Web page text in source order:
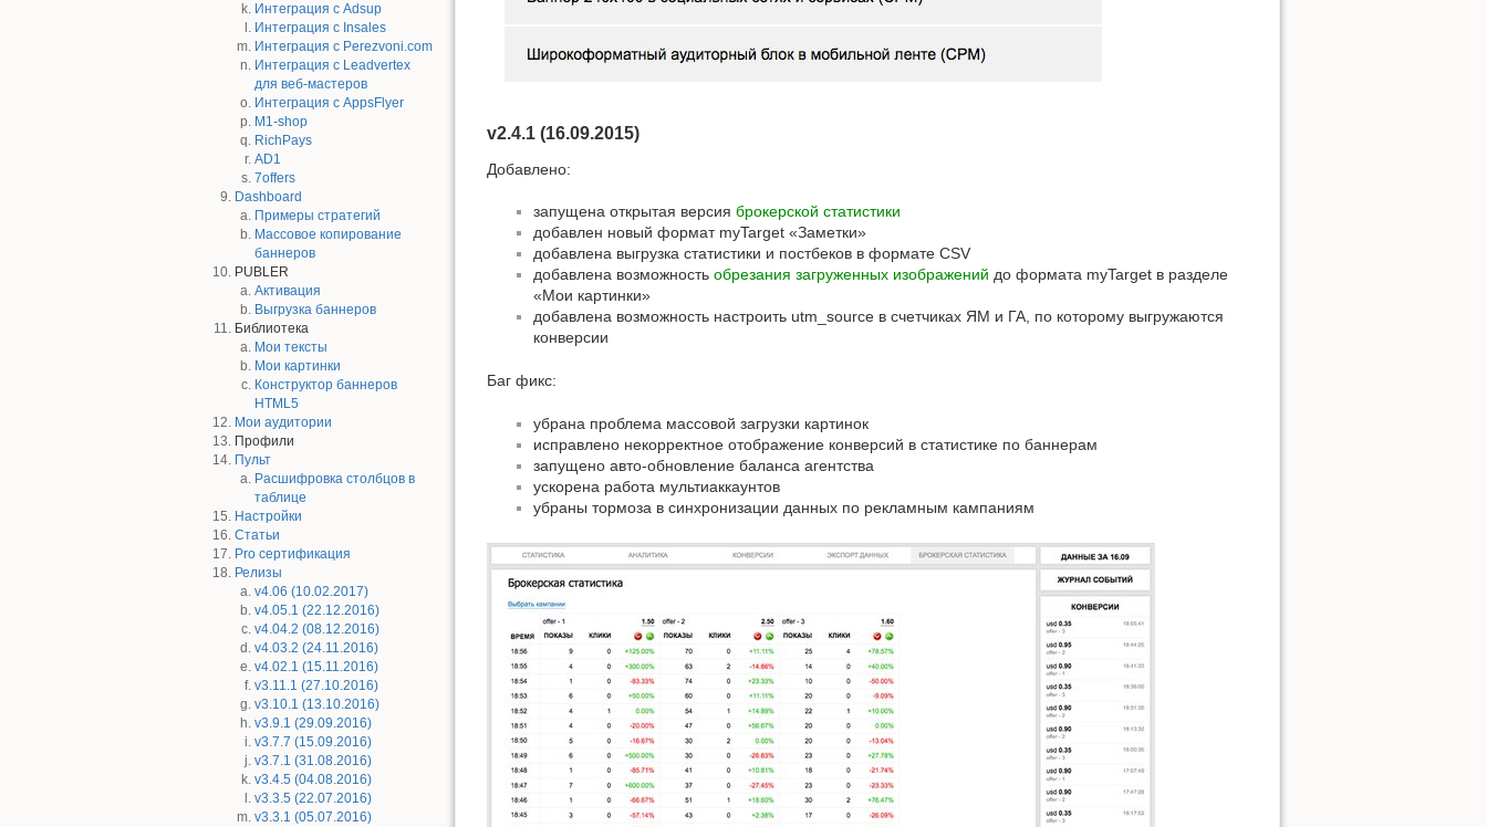
Интеграция с Adsup
Интеграция с Insales
Интеграция с Perezvoni.com
Интеграция с Leadvertex
для веб-мастеров
Интеграция с AppsFlyer
M1-shop
RichPays
AD1
7offers
Dashboard
Примеры стратегий
Массовое копирование
баннеров
PUBLER
Активация
Выгрузка баннеров
Библиотека
Мои тексты
Мои картинки
Конструктор баннеров
HTML5
Мои аудитории
Профили
Пульт
Расшифровка столбцов в
таблице
Настройки
Статьи
Pro сертификация
Релизы
v4.06 (10.02.2017)
v4.05.1 (22.12.2016)
v4.04.2 (08.12.2016)
v4.03.2 (24.11.2016)
v4.02.1 (15.11.2016)
v3.11.1 (27.10.2016)
v3.10.1 (13.10.2016)
v3.9.1 (29.09.2016)
v3.7.7 (15.09.2016)
v3.7.1 (31.08.2016)
v3.4.5 (04.08.2016)
v3.3.5 (22.07.2016)
v3.3.1 (05.07.2016)
v2.4.1 (16.09.2015)
Добавлено:
запущена открытая версия брокерской статистики
добавлен новый формат myTarget «Заметки»
добавлена выгрузка статистики и постбеков в формате CSV
добавлена возможность обрезания загруженных изображений до формата myTarget в разделе
«Мои картинки»
добавлена возможность настроить utm_source в счетчиках ЯМ и ГА, по которому выгружаются
конверсии
Баг фикс:
убрана проблема массовой загрузки картинок
исправлено некорректное отображение конверсий в статистике по баннерам
запущено авто-обновление баланса агентства
ускорена работа мультиаккаунтов
убраны тормоза в синхронизации данных по рекламным кампаниям